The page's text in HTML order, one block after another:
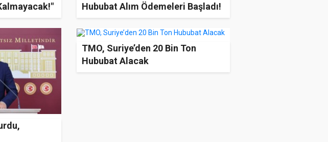
Hububat Alım Ödemeleri Başladı!
TMO, Suriye’den 20 Bin Ton
Hububat Alacak